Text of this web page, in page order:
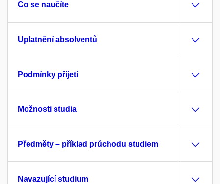
Co se naučíte
Uplatnění absolventů
Podmínky přijetí
Možnosti studia
Předměty – příklad průchodu studiem
Navazující studium